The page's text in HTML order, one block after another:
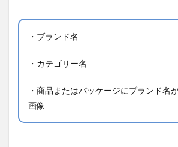
・ブランド名
・カテゴリー名
・商品またはパッケージにブランド名
画像